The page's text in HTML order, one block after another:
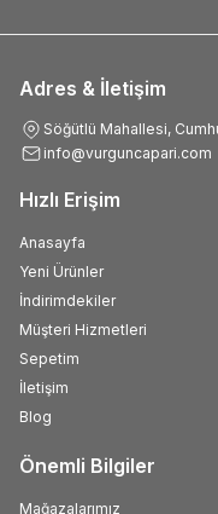
Adres & İletişim
Söğütlü Mahallesi,
info@vurguncapari.com
Hızlı Erişim
Anasayfa
Yeni Ürünler
İndirimdekiler
Müşteri Hizmetleri
Sepetim
İletişim
Blog
Önemli Bilgiler
Mağazalarımız